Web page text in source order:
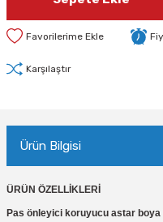
Karşılaştır
Ürün Bilgisi
ÜRÜN ÖZELLİKLERİ
Pas önleyici koruyucu astar